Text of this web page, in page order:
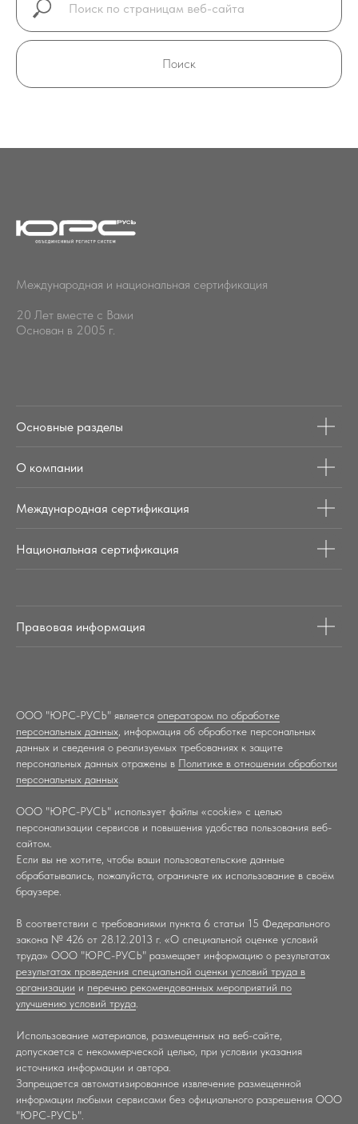
Поиск
Международная и национальная сертификация
20 Лет вместе с Вами
Основан в 2005 г.
Основные разделы
О компании
Международная сертификация
Национальная сертификация
Правовая информация
ООО "ЮРС-РУСЬ" является оператором по обработке
персональных данных , информация об обработке персональных
данных и сведения о реализуемых требованиях к защите
персональных данных отражены в Политике в отношении обработки
персональных данных
ООО "ЮРС-РУСЬ" использует файлы «cookie» с целью
персонализации сервисов и повышения удобства пользования веб-
сайтом.
Если вы не хотите, чтобы ваши пользовательские данные
обрабатывались, пожалуйста, ограничьте их использование в своём
браузере.
В соответствии с требованиями пункта 6 статьи 15 Федерального
закона № 426 от 28.12.2013 г. «О специальной оценке условий
труда» ООО "ЮРС-РУСЬ" размещает информацию о результатах
результатах проведения специальной оценки условий труда в
организации и перечню рекомендованных мероприятий по
улучшению условий труда
Использование материалов, размещенных на веб-сайте,
допускается с некоммерческой целью, при условии указания
источника информации и автора.
Запрещается автоматизированное извлечение размещенной
информации любыми сервисами без официального разрешения ООО
"ЮРС-РУСЬ"